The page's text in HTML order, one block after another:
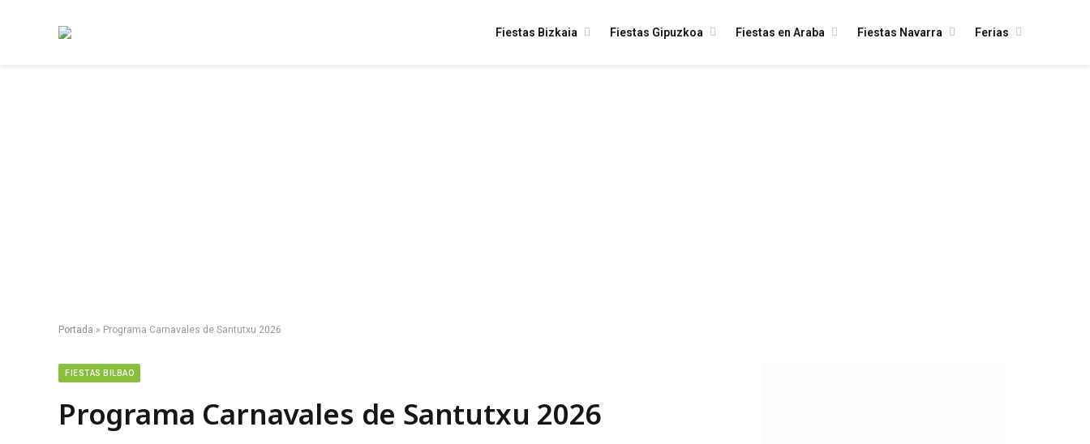
Fiestas Bizkaia Fiestas Gipuzkoa Fiestas en Araba Fiestas Navarra Ferias
Portada » Programa Carnavales de Santutxu 2026
FIESTAS BILBAO
Programa Carnavales de Santutxu 2026